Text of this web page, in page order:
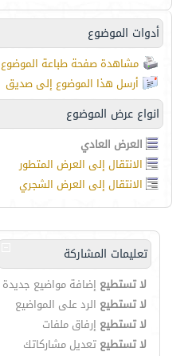
أدوات الموضوع
مشاهدة صفحة طباعة الموضوع
أرسل هذا الموضوع إلى صديق
انواع عرض الموضوع
العرض العادي
الانتقال إلى العرض المتطور
الانتقال إلى العرض الشجري
تعليمات المشاركة
لا تستطيع إضافة مواضيع جديدة
لا تستطيع الرد على المواضيع
لا تستطيع إرفاق ملفات
لا تستطيع تعديل مشاركاتك